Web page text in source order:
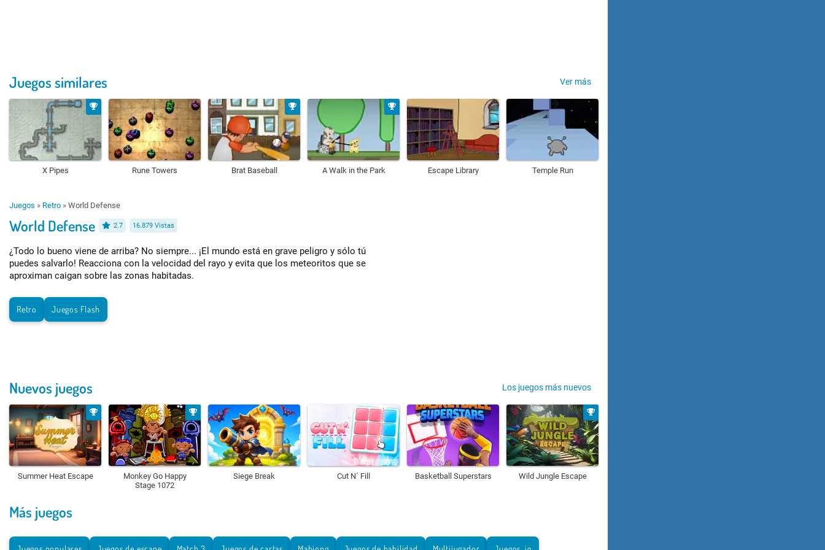
Juegos similares Ver más
X Pipes Rune Towers Brat Baseball A Walk in the Park Escape Library Temple Run
Juegos » Retro » World Defense
World Defense 2.7 16.879 Vistas
¿Todo lo bueno viene de arriba? No siempre... ¡El mundo está en grave peligro y sólo tú
puedes salvarlo! Reacciona con la velocidad del rayo y evita que los meteoritos que se
aproximan caigan sobre las zonas habitadas.
Retro Juegos Flash
Nuevos juegos Los juegos más nuevos
Summer Heat Escape
Monkey Go Happy
Stage 1072
Siege Break Cut N´ Fill Basketball Superstars Wild Jungle Escape
Más juegos